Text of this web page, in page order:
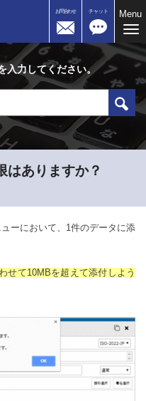
お問合わせ チャット
Menu
入力してください。
はありますか？
ーにおいて、1件のデータに添
せて10MBを超えて添付しよう